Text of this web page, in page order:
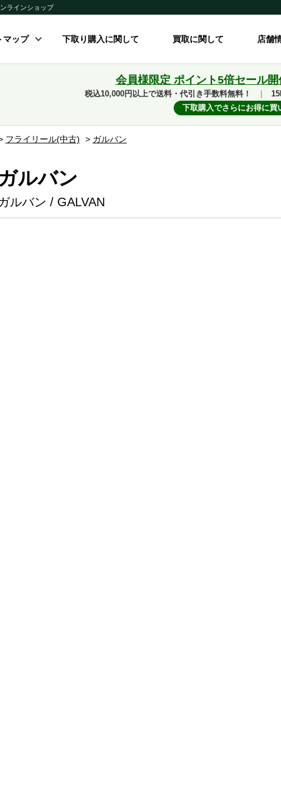
ラインショップ
マップ 下取り購入に関して 買取に関して 店舗
会員様限定 ポイント5倍セール開
税込10,000円以上で送料・代引き手数料無料！
下取購入でさらにお得に買
フライリール(中古) > ガルバン
ガルバン
ルバン / GALVAN